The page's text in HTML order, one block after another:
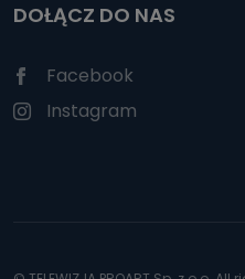
DOŁĄCZ DO NAS
Facebook
Instagram